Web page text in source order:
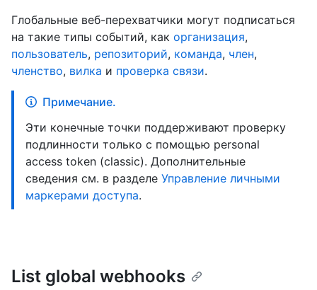
Глобальные веб-перехватчики могут подписаться
на такие типы событий, как организация,
пользователь, репозиторий, команда, член,
членство, вилка и проверка связи.
Примечание.
Эти конечные точки поддерживают проверку
подлинности только с помощью personal
access token (classic). Дополнительные
сведения см. в разделе Управление личными
маркерами доступа.
List global webhooks